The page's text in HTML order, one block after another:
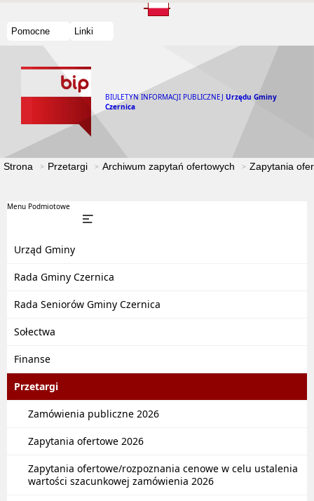
Pomocne Linki
BIULETYN INFORMACJI PUBLICZNEJ Urzędu Gminy
Czernica
Strona Przetargi Archiwum zapytań ofertowych Zapytania
Menu Podmiotowe
Urząd Gminy
Rada Gminy Czernica
Rada Seniorów Gminy Czernica
Sołectwa
Finanse
Przetargi
Zamówienia publiczne 2026
Zapytania ofertowe 2026
Zapytania ofertowe/rozpoznania cenowe w celu ustalenia
wartości szacunkowej zamówienia 2026